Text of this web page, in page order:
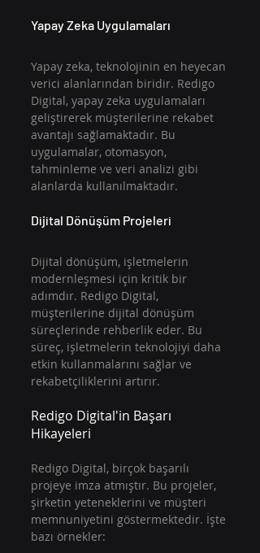
Yapay Zeka Uygulamaları
Yapay zeka, teknolojinin en heyecan
verici alanlarından biridir. Redigo
Digital, yapay zeka uygulamaları
geliştirerek müşterilerine rekabet
avantajı sağlamaktadır. Bu
uygulamalar, otomasyon,
tahminleme ve veri analizi gibi
alanlarda kullanılmaktadır.
Dijital Dönüşüm Projeleri
Dijital dönüşüm, işletmelerin
modernleşmesi için kritik bir
adımdır. Redigo Digital,
müşterilerine dijital dönüşüm
süreçlerinde rehberlik eder. Bu
süreç, işletmelerin teknolojiyi daha
etkin kullanmalarını sağlar ve
rekabetçiliklerini artırır.
Redigo Digital'in Başarı
Hikayeleri
Redigo Digital, birçok başarılı
projeye imza atmıştır. Bu projeler,
şirketin yeteneklerini ve müşteri
memnuniyetini göstermektedir. İşte
bazı örnekler: